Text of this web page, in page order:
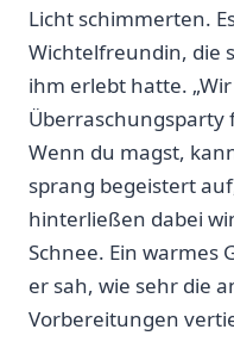
Licht schimmerten.
Wichtelfreundin, ⁢die
⁣ihm erlebt ​hatte.
Überraschungsparty
Wenn du magst,
sprang begeistert
hinterließen dabei
Schnee. ‌Ein warmes
er sah, ​wie sehr die
Vorbereitungen